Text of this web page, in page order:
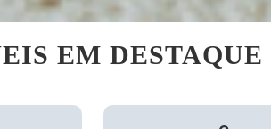
EM DESTAQUE